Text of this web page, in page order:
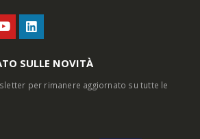
SULLE NOVITÀ
per rimanere aggiornato su tutte le